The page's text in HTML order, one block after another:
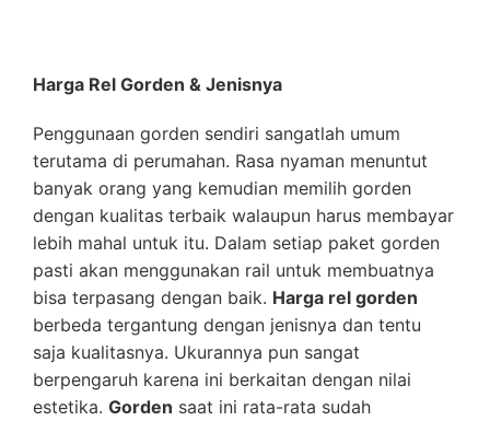
Harga Rel Gorden & Jenisnya
Penggunaan gorden sendiri sangatlah umum
terutama di perumahan. Rasa nyaman menuntut
banyak orang yang kemudian memilih gorden
dengan kualitas terbaik walaupun harus membayar
lebih mahal untuk itu. Dalam setiap paket gorden
pasti akan menggunakan rail untuk membuatnya
bisa terpasang dengan baik. Harga rel gorden
berbeda tergantung dengan jenisnya dan tentu
saja kualitasnya. Ukurannya pun sangat
berpengaruh karena ini berkaitan dengan nilai
estetika. Gorden saat ini rata-rata sudah